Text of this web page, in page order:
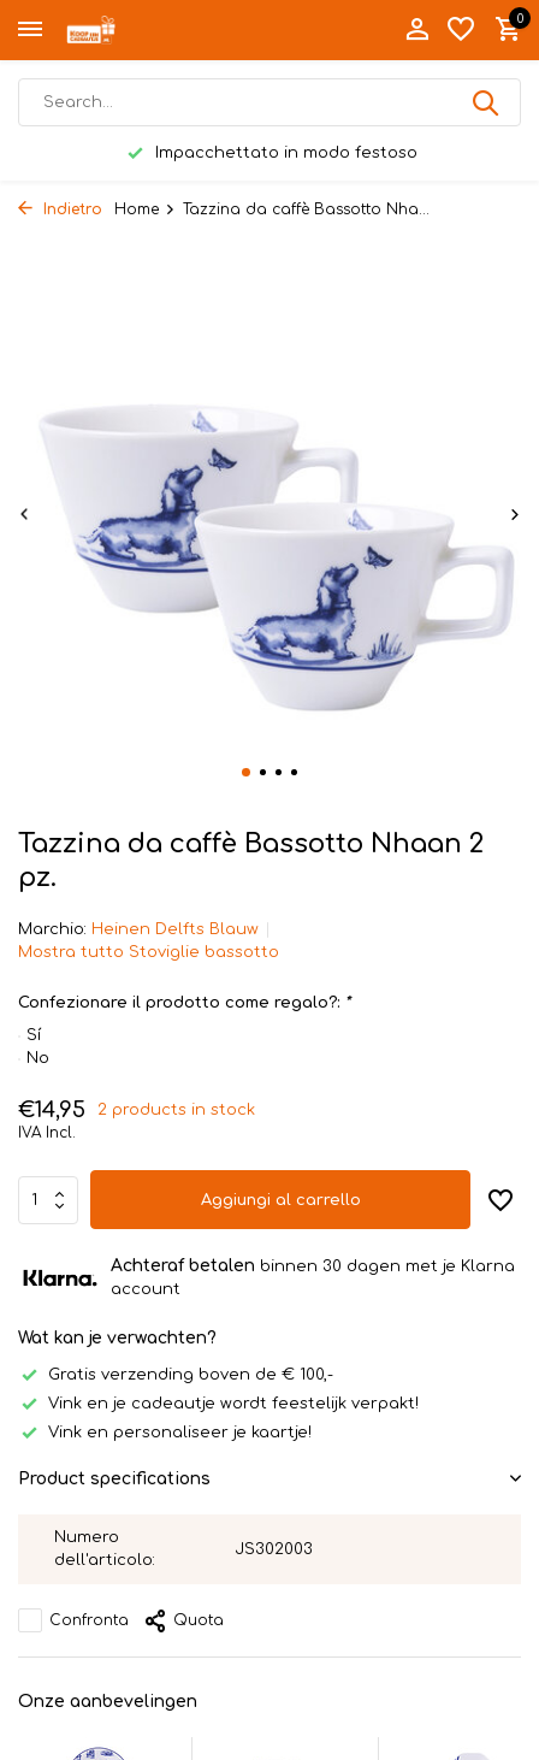
0
Impacchettato in modo festoso
Indietro Home Tazzina da caffè Bassotto Nha...
Tazzina da caffè Bassotto Nhaan 2
pz.
Marchio: Heinen Delfts Blauw
Mostra tutto Stoviglie bassotto
Confezionare il prodotto come regalo?: *
Sí
No
€14,95
2 products in stock
IVA Incl.
Aggiungi al carrello
Achteraf betalen binnen 30 dagen met je Klarna
account
Wat kan je verwachten?
Gratis verzending boven de € 100,-
Vink en je cadeautje wordt feestelijk verpakt!
Vink en personaliseer je kaartje!
Product specifications
Numero
dell'articolo:
JS302003
Confronta Quota
Onze aanbevelingen